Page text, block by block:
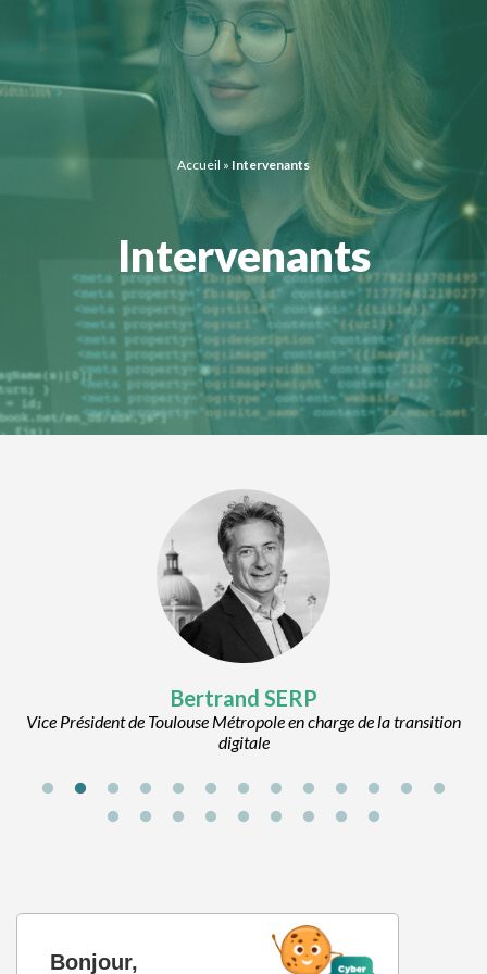
Accueil » Intervenants
Intervenants
Carole DELGA
Présidente de la Région Occitanie
Équipe
Panneau de gestion des cookies
Bonjour,